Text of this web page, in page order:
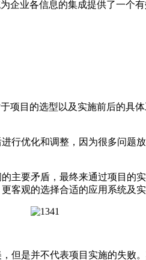
业各信息的集成提供了一个
目的选型以及实施前后的具
优化和调整，因为很多问题
主要矛盾，最终来通过项目的
客观的选择合适的应用系统及实
是并不代表项目实施的失败